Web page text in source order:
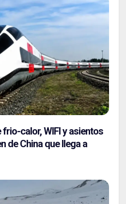
calor, WIFI y asientos
de China que llega a